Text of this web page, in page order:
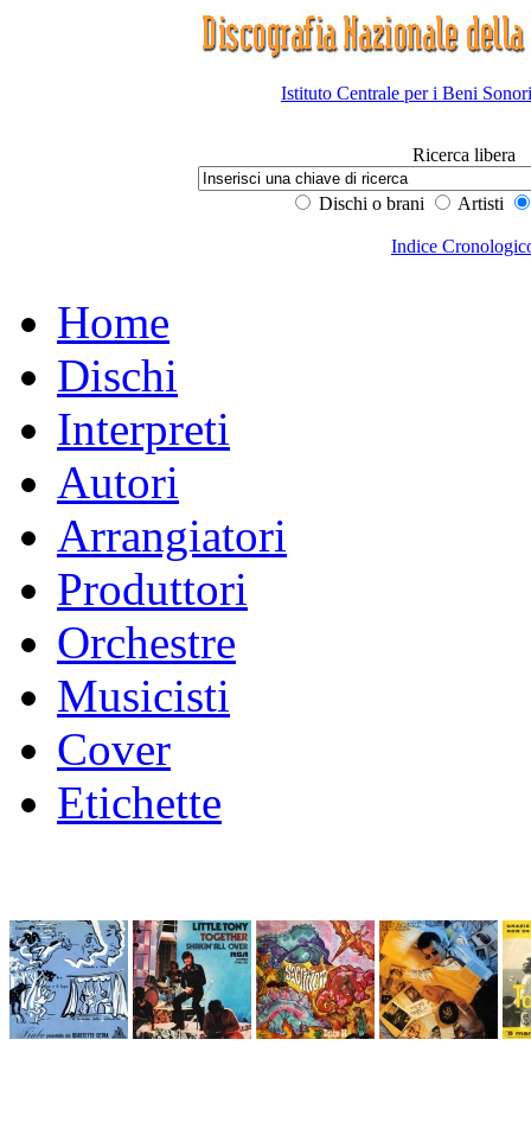
Istituto Centrale per i Beni
Ricerca libera
Dischi o brani Artisti
Indice
Home
Dischi
Interpreti
Autori
Arrangiatori
Produttori
Orchestre
Musicisti
Cover
Etichette